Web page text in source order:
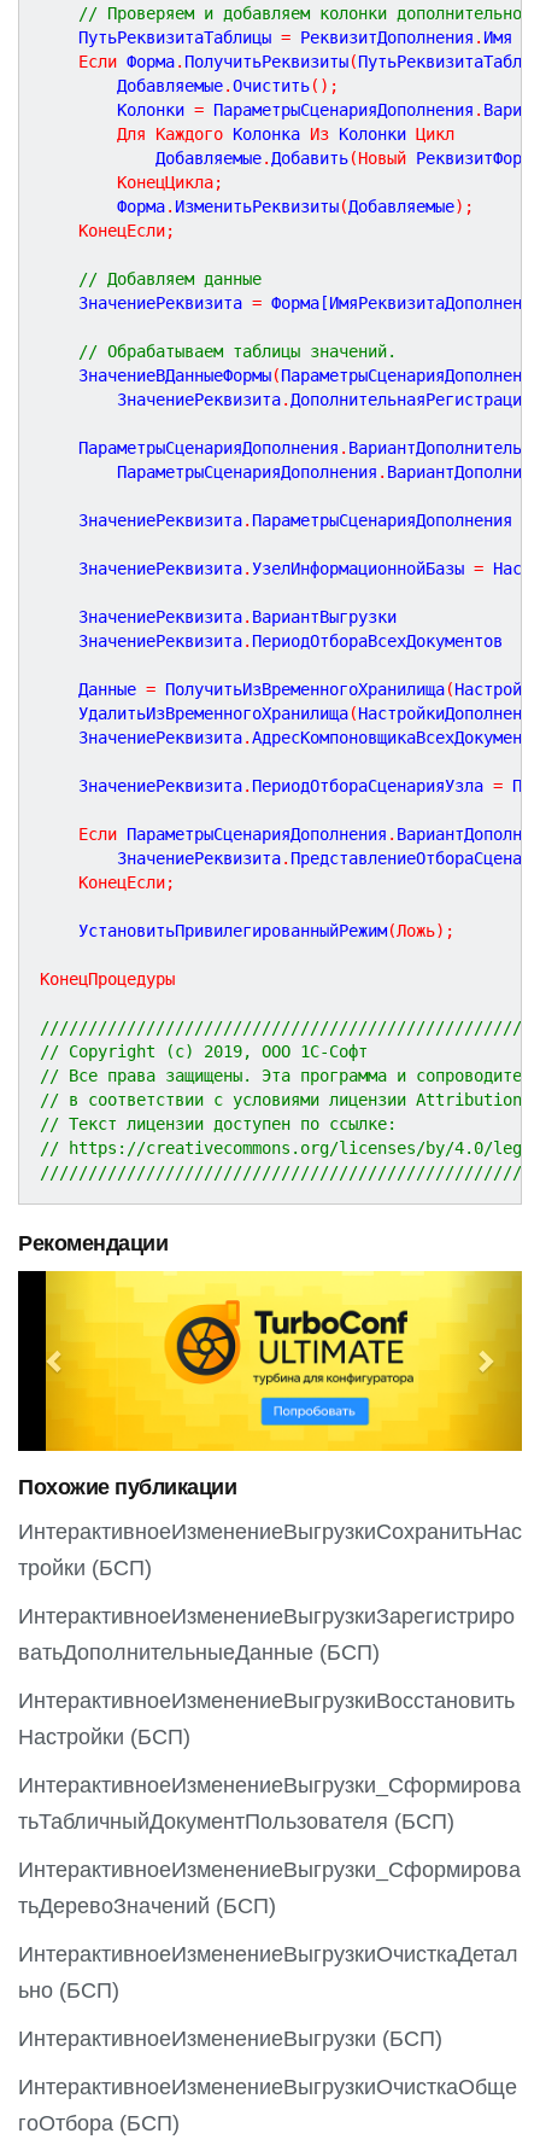
// Проверяем и добавляем колонки
	ПутьРеквизитаТаблицы
= РеквизитДополнения . Имя
Если Форма. ПолучитьРеквизиты(
		Добавляемые
.Очистить( ) ;
		Колонки
= ПараметрыСценарияДополнения .
Для
Каждого Колонка Из Колонки Цикл
			Добавляемые
. Добавить(Новый РеквизитФормы
КонецЦикла;
		Форма
. ИзменитьРеквизиты(Добавляемые) ;
КонецЕсли;
// Добавляем данные
	ЗначениеРеквизита
=
// Обрабатываем таблицы значений.
	ЗначениеВДанныеФормы
(ПараметрыСценарияДополнения
		ЗначениеРеквизита
.
	ПараметрыСценарияДополнения
. ВариантДополнительно
		ПараметрыСценарияДополнения
.
	ЗначениеРеквизита
. ПараметрыСценарияДополнения
	ЗначениеРеквизита
.УзелИнформационнойБазы =
	ЗначениеРеквизита
.
	ЗначениеРеквизита
.
	Данные
= ПолучитьИзВременногоХранилища(
	УдалитьИзВременногоХранилища
(
	ЗначениеРеквизита
.
	ЗначениеРеквизита
. ПериодОтбораСценарияУзла =
Если ПараметрыСценарияДополнения .
		ЗначениеРеквизита
.
КонецЕсли;
	УстановитьПривилегированныйРежим
(Ложь) ;
КонецПроцедуры
// Copyright (c) 2019, ООО 1С-Софт
// Все права защищены. Эта программа и
// в соответствии с условиями лицензии
// Текст лицензии доступен по ссылке:
// https://creativecommons.org/licenses/by/4.0/
Рекомендации
e
o
u
s
x
Похожие публикации
ИнтерактивноеИзменениеВыгрузкиСохранитьНас
тройки (БСП)
ИнтерактивноеИзменениеВыгрузкиЗарегистриро
ватьДополнительныеДанные (БСП)
ИнтерактивноеИзменениеВыгрузкиВосстановить
Настройки (БСП)
ИнтерактивноеИзменениеВыгрузки_Сформирова
тьТабличныйДокументПользователя (БСП)
ИнтерактивноеИзменениеВыгрузки_Сформирова
тьДеревоЗначений (БСП)
ИнтерактивноеИзменениеВыгрузкиОчисткаДетал
ьно (БСП)
ИнтерактивноеИзменениеВыгрузки (БСП)
ИнтерактивноеИзменениеВыгрузкиОчисткаОбще
гоОтбора (БСП)